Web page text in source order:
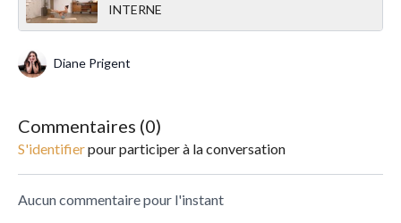
INTERNE
Diane Prigent
Commentaires (0)
S'identifierpour participer à la conversation
Aucun commentaire pour l'instant